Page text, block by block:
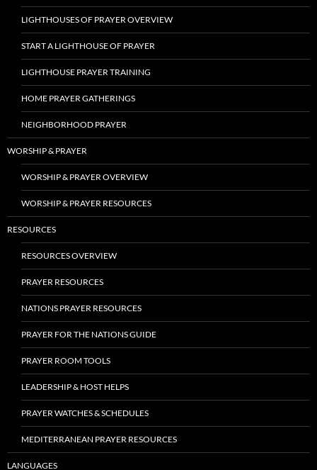
LIGHTHOUSES OF PRAYER OVERVIEW
START A LIGHTHOUSE OF PRAYER
LIGHTHOUSE PRAYER TRAINING
HOME PRAYER GATHERINGS
NEIGHBORHOOD PRAYER
WORSHIP & PRAYER
WORSHIP & PRAYER OVERVIEW
WORSHIP & PRAYER RESOURCES
RESOURCES
RESOURCES OVERVIEW
PRAYER RESOURCES
NATIONS PRAYER RESOURCES
PRAYER FOR THE NATIONS GUIDE
PRAYER ROOM TOOLS
LEADERSHIP & HOST HELPS
PRAYER WATCHES & SCHEDULES
MEDITERRANEAN PRAYER RESOURCES
LANGUAGES